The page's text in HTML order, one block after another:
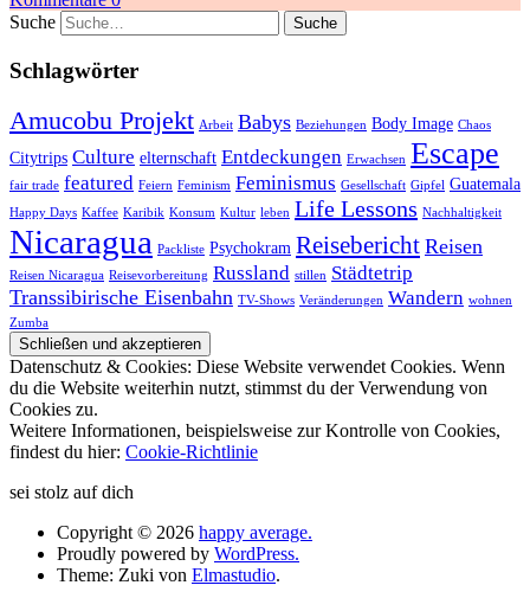
Suche
Schlagwörter
Amucobu Projekt Arbeit Babys Beziehungen Body Image Chaos
Citytrips Culture elternschaft Entdeckungen Erwachsen Escape
fair trade featured Feiern Feminism Feminismus Gesellschaft Gipfel Guatemala
Happy Days Kaffee Karibik Konsum Kultur leben Life Lessons Nachhaltigkeit
Nicaragua Packliste Psychokram Reisebericht Reisen
Reisen Nicaragua Reisevorbereitung Russland stillen Städtetrip
Transsibirische Eisenbahn TV-Shows Veränderungen Wandern wohnen
Zumba
Datenschutz & Cookies: Diese Website verwendet Cookies. Wenn
du die Website weiterhin nutzt, stimmst du der Verwendung von
Cookies zu.
Weitere Informationen, beispielsweise zur Kontrolle von Cookies,
findest du hier: Cookie-Richtlinie
sei stolz auf dich
Copyright © 2026 happy average.
Proudly powered by WordPress.
Theme: Zuki von Elmastudio.